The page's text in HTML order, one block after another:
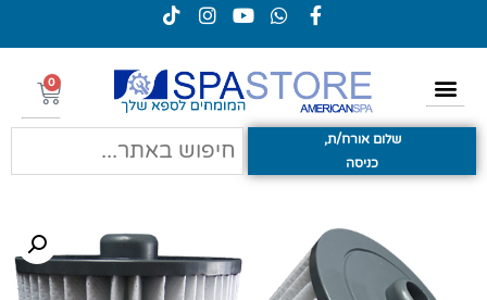
0
שלום אורח/ת,
כניסה